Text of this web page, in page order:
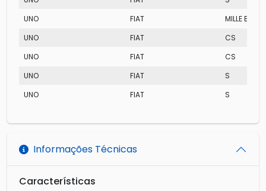
UNO
FIAT
MILLE BRIO
UNO
FIAT
CS
UNO
FIAT
CS
UNO
FIAT
S
UNO
FIAT S
Informações Técnicas
Características